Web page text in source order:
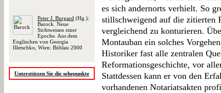
Peter J. Burgard (Hg.):
Barock. Neue
Sichtweisen einer
Epoche. Aus dem
Englischen von Georgia
Illetschko, Wien: Böhlau 2000
Unterstützen Sie die sehepunkte
es sich andernorts verhielt. So
stillschweigend auf die zitierten
vergleichend zu konturieren.
Montauban ein solches
Historiker fast alle zentralen
Reformationsgeschichte, vor
Stattdessen kann er von den
vorhandenen Notariatsakten